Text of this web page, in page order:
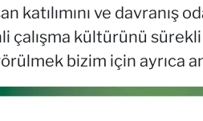
katılımını ve davranış
çalışma kültürünü sürekli
bizim için ayrıca